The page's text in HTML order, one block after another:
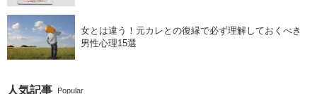
女とは違う！元カレとの復縁で必ず理解しておくべき
男性心理15選
人気記事 Popular